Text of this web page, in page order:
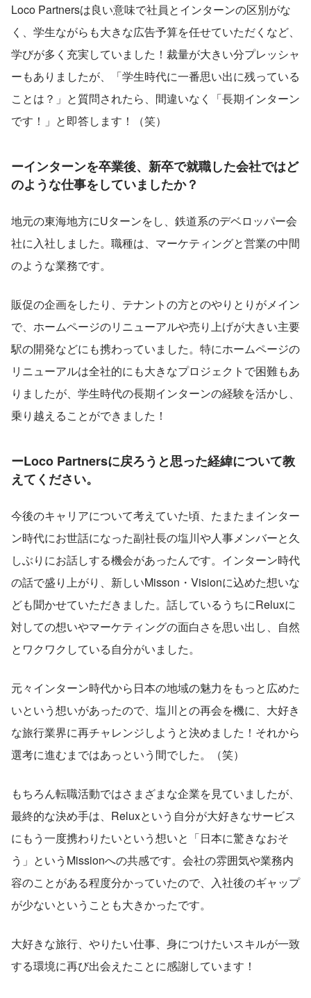
Loco Partnersは良い意味で社員とインターンの区別がな
く、学生ながらも大きな広告予算を任せていただくなど、
学びが多く充実していました！裁量が大きい分プレッシャ
ーもありましたが、「学生時代に一番思い出に残っている
ことは？」と質問されたら、間違いなく「長期インターン
です！」と即答します！（笑）
ーインターンを卒業後、新卒で就職した会社ではど
のような仕事をしていましたか？
地元の東海地方にUターンをし、鉄道系のデベロッパー会
社に入社しました。職種は、マーケティングと営業の中間
のような業務です。
販促の企画をしたり、テナントの方とのやりとりがメイン
で、ホームページのリニューアルや売り上げが大きい主要
駅の開発などにも携わっていました。特にホームページの
リニューアルは全社的にも大きなプロジェクトで困難もあ
りましたが、学生時代の長期インターンの経験を活かし、
乗り越えることができました！
ーLoco Partnersに戻ろうと思った経緯について教
えてください。
今後のキャリアについて考えていた頃、たまたまインター
ン時代にお世話になった副社長の塩川や人事メンバーと久
しぶりにお話しする機会があったんです。インターン時代
の話で盛り上がり、新しいMisson・Visionに込めた想いな
ども聞かせていただきました。話しているうちにReluxに
対しての想いやマーケティングの面白さを思い出し、自然
とワクワクしている自分がいました。
元々インターン時代から日本の地域の魅力をもっと広めた
いという想いがあったので、塩川との再会を機に、大好き
な旅行業界に再チャレンジしようと決めました！それから
選考に進むまではあっという間でした。（笑）
もちろん転職活動ではさまざまな企業を見ていましたが、
最終的な決め手は、Reluxという自分が大好きなサービス
にもう一度携わりたいという想いと「日本に驚きなおそ
う」というMissionへの共感です。会社の雰囲気や業務内
容のことがある程度分かっていたので、入社後のギャップ
が少ないということも大きかったです。
大好きな旅行、やりたい仕事、身につけたいスキルが一致
する環境に再び出会えたことに感謝しています！